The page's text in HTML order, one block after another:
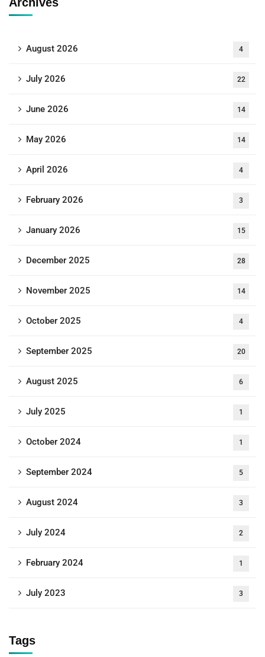
August 2026 4
July 2026 22
June 2026 14
May 2026 14
April 2026 4
February 2026 3
January 2026 15
December 2025 28
November 2025 14
October 2025 4
September 2025 20
August 2025 6
July 2025 1
October 2024 1
September 2024 5
August 2024 3
July 2024 2
February 2024 1
July 2023 3
Tags